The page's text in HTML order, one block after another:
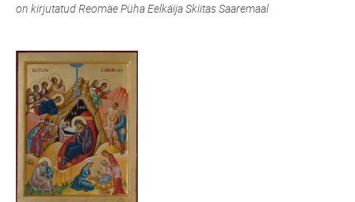
on kirjutatud Reomäe Püha Eelkäija Skiitas Saaremaal